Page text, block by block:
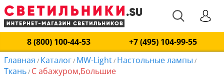
8 (800) 100-44-53
+7 (495) 104-99-55
Главная / Каталог/ MW-Light/ Настольные лампы /
Ткань/ С абажуром,Большие